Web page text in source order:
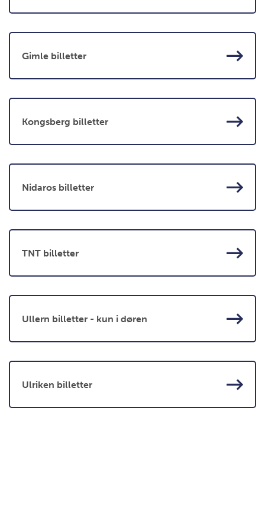
Gimle billetter
Kongsberg billetter
Nidaros billetter
TNT billetter
Ullern billetter - kun i døren
Ulriken billetter